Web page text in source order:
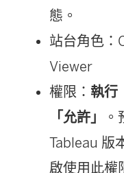
態。
站台角色：
Viewer
權限： 執行
「允許」
Tableau 版
啟使用此權